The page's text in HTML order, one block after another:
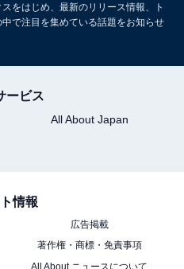
をはじめ、最新のリリース情報、ト
で注目を集めている話題をお知らせ
ービス
All About Japan
情報
広告掲載
著作権・商標・免責事項
All About ニュースについて